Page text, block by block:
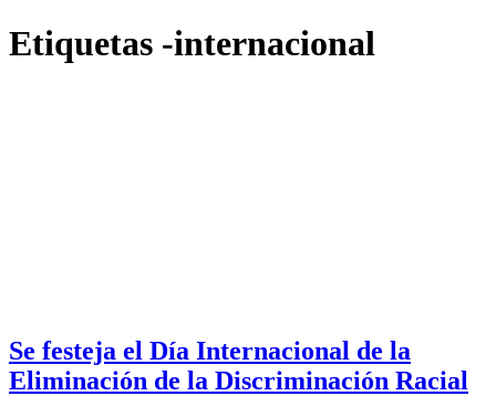
Etiquetas -internacional
Se festeja el Día Internacional de la
Eliminación de la Discriminación Racial